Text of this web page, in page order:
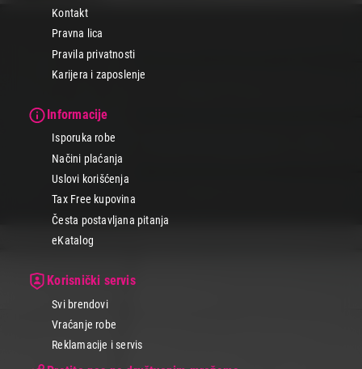
Kontakt
Pravna lica
Pravila privatnosti
Karijera i zaposlenje
Informacije
Isporuka robe
Načini plaćanja
Uslovi korišćenja
Tax Free kupovina
Česta postavljana pitanja
eKatalog
Korisnički servis
Svi brendovi
Vraćanje robe
Reklamacije i servis